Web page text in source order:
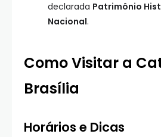
declarada Patrimônio
Nacional.
Como Visitar a
Brasília
Horários e Dicas